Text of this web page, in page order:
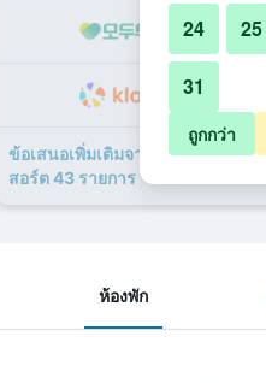
ข้อเสนอเพิ่มเติมจาก คาเดนโช อาร
สอร์ต 43 รายการ
ห้องพัก
24 25
31
ถูกกว่า